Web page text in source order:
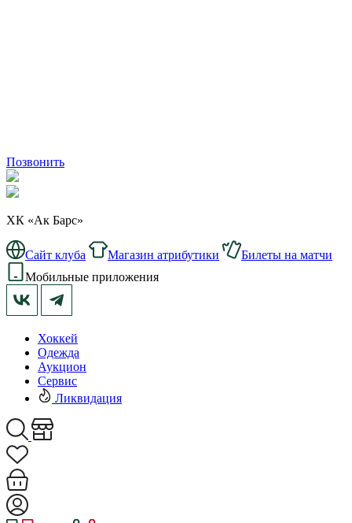
Позвонить
ХК «Ак Барс»
Сайт клуба Магазин атрибутики
Билеты на матчи
Мобильные приложения
Хоккей
Одежда
Аукцион
Сервис
Ликвидация